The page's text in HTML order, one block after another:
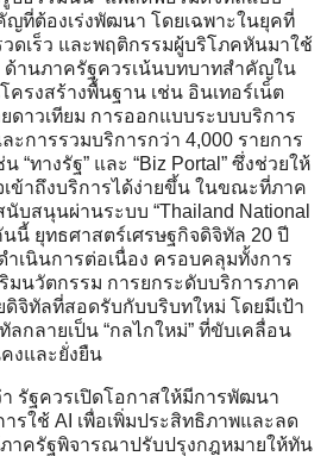
ที่ต้องเร่งพัฒนา โดยเฉพาะในยุคที่
ดเร็ว และพฤติกรรมผู้บริโภคหันมาใช้
ด้านภาครัฐควรเน้นบทบาทสำคัญใน
ครงสร้างพื้นฐาน เช่น อินเทอร์เน็ต
ดาวเทียม การออกแบบระบบบริการ
การรวมบริการกว่า 4,000 รายการ
“ทางรัฐ” และ “Biz Portal” ซึ่งช่วยให้
ข้าถึงบริการได้ง่ายขึ้น ในขณะที่ภาค
บสนุนผ่านระบบ “Thailand National
นนี้ ยุทธศาสตร์เศรษฐกิจดิจิทัล 20 ปี
ำเนินการต่อเนื่อง ครอบคลุมทั้งการ
มนวัตกรรม การยกระดับบริการภาค
จิทัลที่สอดรับกับบริบทใหม่ โดยมีเป้า
ลกลายเป็น “กลไกใหม่” ที่ขับเคลื่อน
งและยั่งยืน
รัฐควรเปิดโอกาสให้มีการพัฒนา
รใช้ AI เพื่อเพิ่มประสิทธิภาพและลด
าครัฐพิจารณาปรับปรุงกฎหมายให้ทัน